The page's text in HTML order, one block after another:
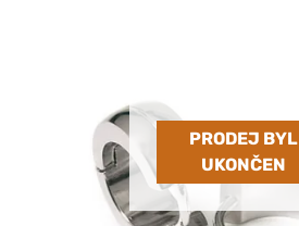
PRODEJ BYL
UKONČEN